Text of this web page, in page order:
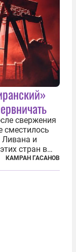
свержения
сместилось
и
стран в
компании
Киркука и
КАМРАН ГАСАНОВ